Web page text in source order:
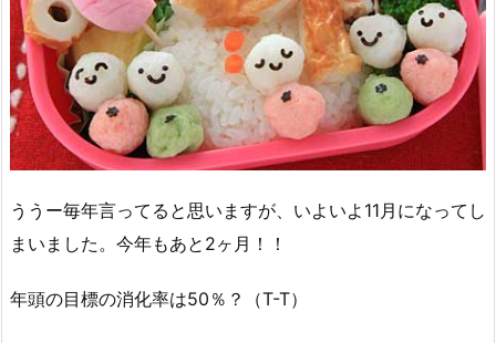
ううー毎年言ってると思いますが、いよいよ11月になってし
まいました。今年もあと2ヶ月！！
年頭の目標の消化率は50％？（T-T）